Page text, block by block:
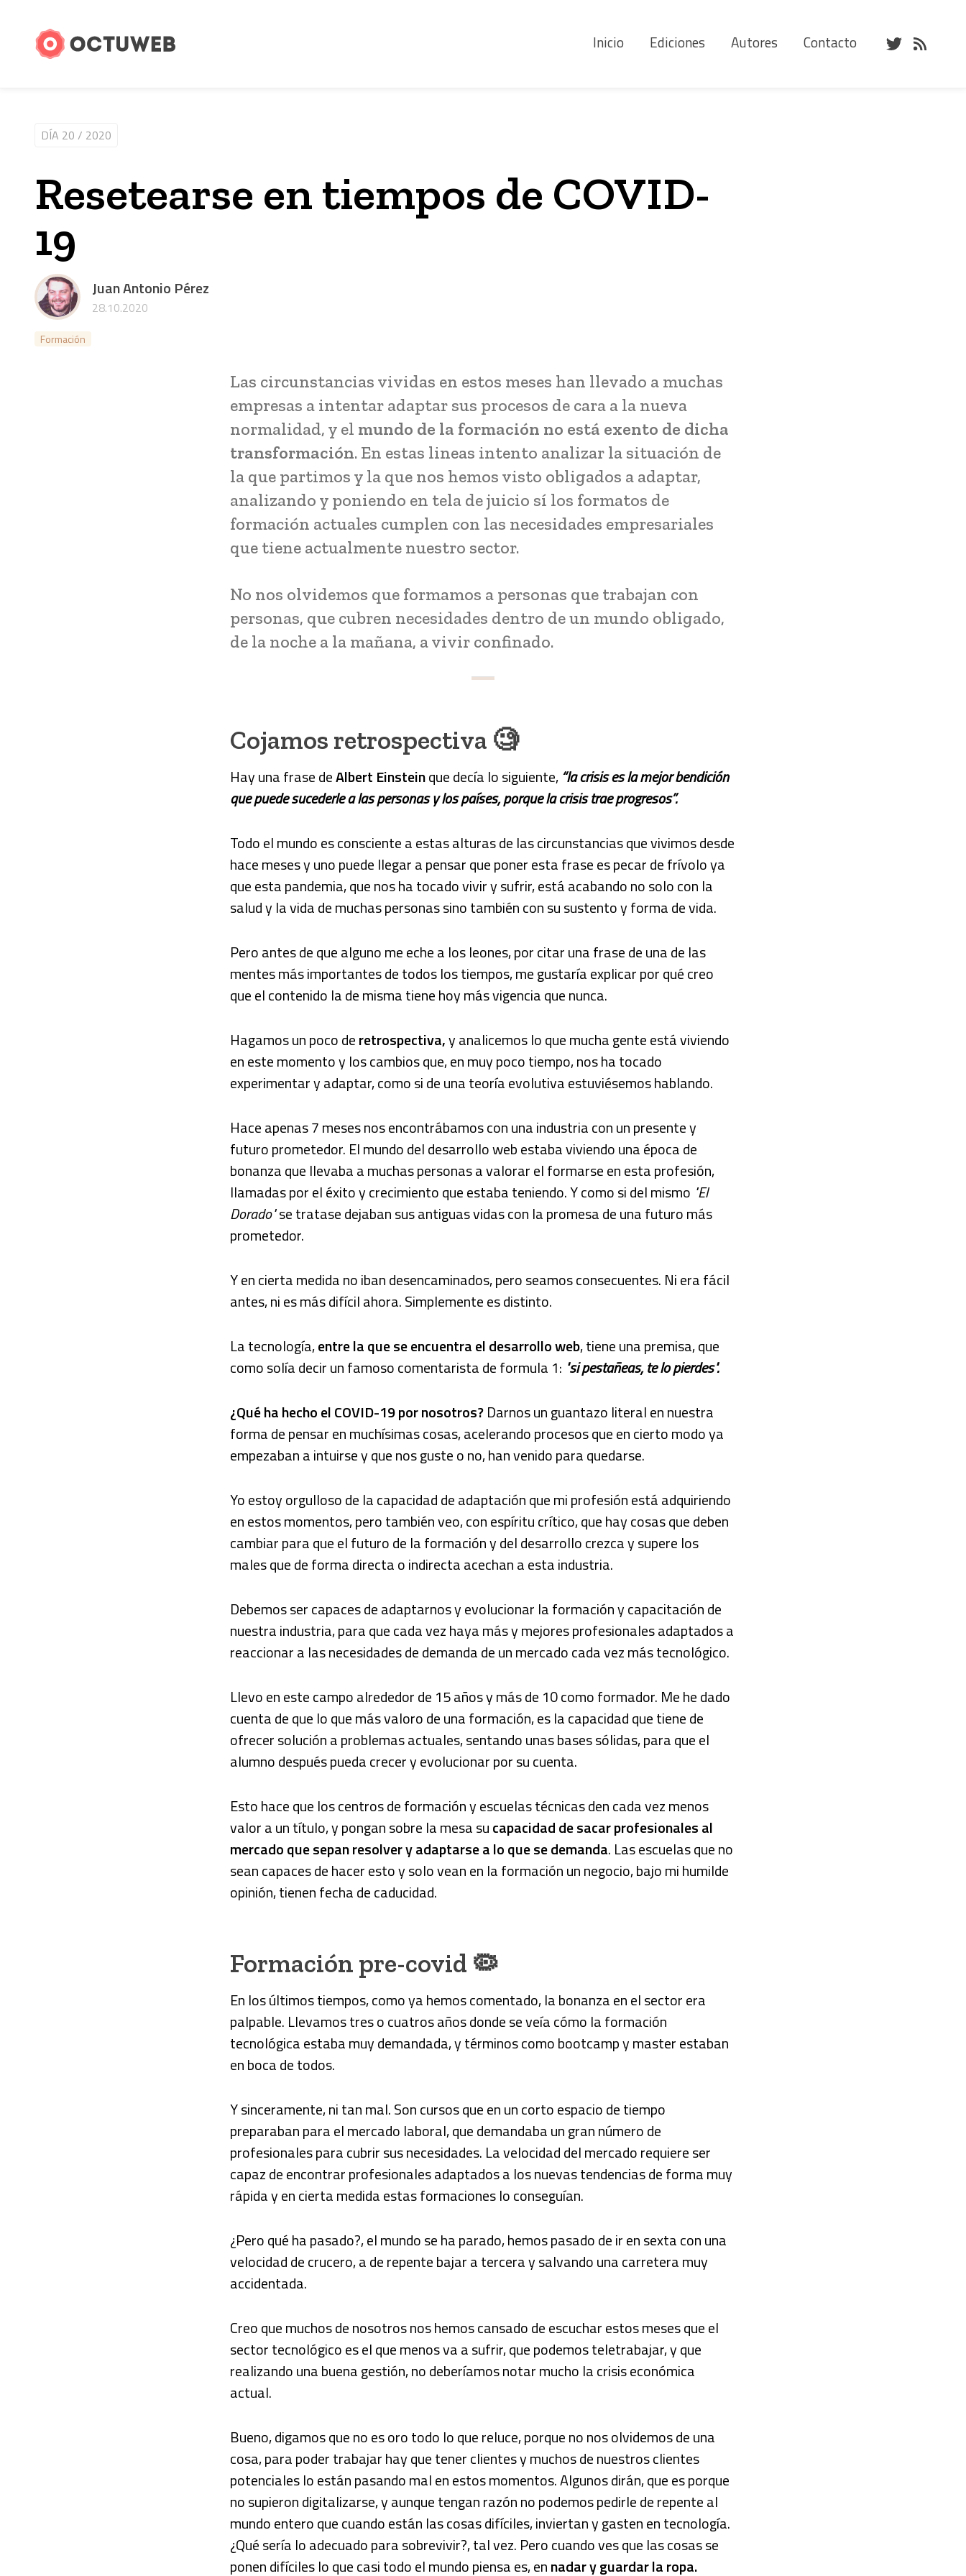
Inicio Ediciones Autores Contacto
DÍA 20 / 2020
Resetearse en tiempos de COVID-
19
Juan Antonio Pérez
28.10.2020
Formación
Las circunstancias vividas en estos meses han llevado a muchas
empresas a intentar adaptar sus procesos de cara a la nueva
normalidad, y el mundo de la formación no está exento de dicha
transformación. En estas lineas intento analizar la situación de
la que partimos y la que nos hemos visto obligados a adaptar,
analizando y poniendo en tela de juicio sí los formatos de
formación actuales cumplen con las necesidades empresariales
que tiene actualmente nuestro sector.
No nos olvidemos que formamos a personas que trabajan con
personas, que cubren necesidades dentro de un mundo obligado,
de la noche a la mañana, a vivir confinado.
Cojamos retrospectiva 🧐
Hay una frase deAlbert Einsteinque decía lo siguiente,“la crisis es la mejor bendición
que puede sucederle a las personas y los países, porque la crisis trae progresos”.
Todo el mundo es consciente a estas alturas de las circunstancias que vivimos desde
hace meses y uno puede llegar a pensar que poner esta frase es pecar de frívolo ya
que esta pandemia, que nos ha tocado vivir y sufrir, está acabando no solo con la
salud y la vida de muchas personas sino también con su sustento y forma de vida.
Pero antes de que alguno me eche a los leones, por citar una frase de una de las
mentes más importantes de todos los tiempos, me gustaría explicar por qué creo
que el contenido la de misma tiene hoy más vigencia que nunca.
Hagamos un poco deretrospectiva,y analicemos lo que mucha gente está viviendo
en este momento y los cambios que, en muy poco tiempo, nos ha tocado
experimentar y adaptar, como si de una teoría evolutiva estuviésemos hablando.
Hace apenas 7 meses nos encontrábamos con una industria con un presente y
futuro prometedor. El mundo del desarrollo web estaba viviendo una época de
bonanza que llevaba a muchas personas a valorar el formarse en esta profesión,
llamadas por el éxito y crecimiento que estaba teniendo. Y como si del mismo "El
Dorado"se tratase dejaban sus antiguas vidas con la promesa de una futuro más
prometedor.
Y en cierta medida no iban desencaminados, pero seamos consecuentes. Ni era fácil
antes, ni es más difícil ahora. Simplemente es distinto.
La tecnología,entre la que se encuentra el desarrollo web, tiene una premisa, que
como solía decir un famoso comentarista de formula 1: "si pestañeas, te lo pierdes".
¿Qué ha hecho el COVID-19 por nosotros?Darnos un guantazo literal en nuestra
forma de pensar en muchísimas cosas, acelerando procesos que en cierto modo ya
empezaban a intuirse y que nos guste o no, han venido para quedarse.
Yo estoy orgulloso de la capacidad de adaptación que mi profesión está adquiriendo
en estos momentos, pero también veo, con espíritu crítico, que hay cosas que deben
cambiar para que el futuro de la formación y del desarrollo crezca y supere los
males que de forma directa o indirecta acechan a esta industria.
Debemos ser capaces de adaptarnos y evolucionar la formación y capacitación de
nuestra industria, para que cada vez haya más y mejores profesionales adaptados a
reaccionar a las necesidades de demanda de un mercado cada vez más tecnológico.
Llevo en este campo alrededor de 15 años y más de 10 como formador. Me he dado
cuenta de que lo que más valoro de una formación, es la capacidad que tiene de
ofrecer solución a problemas actuales, sentando unas bases sólidas, para que el
alumno después pueda crecer y evolucionar por su cuenta.
Esto hace que los centros de formación y escuelas técnicas den cada vez menos
valor a un título, y pongan sobre la mesa sucapacidad de sacar profesionales al
mercado que sepan resolver y adaptarse a lo que se demanda. Las escuelas que no
sean capaces de hacer esto y solo vean en la formación un negocio, bajo mi humilde
opinión, tienen fecha de caducidad.
Formación pre-covid 🦠
En los últimos tiempos, como ya hemos comentado, la bonanza en el sector era
palpable. Llevamos tres o cuatros años donde se veía cómo la formación
tecnológica estaba muy demandada, y términos como bootcamp y master estaban
en boca de todos.
Y sinceramente, ni tan mal. Son cursos que en un corto espacio de tiempo
preparaban para el mercado laboral, que demandaba un gran número de
profesionales para cubrir sus necesidades. La velocidad del mercado requiere ser
capaz de encontrar profesionales adaptados a los nuevas tendencias de forma muy
rápida y en cierta medida estas formaciones lo conseguían.
¿Pero qué ha pasado?, el mundo se ha parado, hemos pasado de ir en sexta con una
velocidad de crucero, a de repente bajar a tercera y salvando una carretera muy
accidentada.
Creo que muchos de nosotros nos hemos cansado de escuchar estos meses que el
sector tecnológico es el que menos va a sufrir, que podemos teletrabajar, y que
realizando una buena gestión, no deberíamos notar mucho la crisis económica
actual.
Bueno, digamos que no es oro todo lo que reluce, porque no nos olvidemos de una
cosa, para poder trabajar hay que tener clientes y muchos de nuestros clientes
potenciales lo están pasando mal en estos momentos. Algunos dirán, que es porque
no supieron digitalizarse, y aunque tengan razón no podemos pedirle de repente al
mundo entero que cuando están las cosas difíciles, inviertan y gasten en tecnología.
¿Qué sería lo adecuado para sobrevivir?, tal vez. Pero cuando ves que las cosas se
ponen difíciles lo que casi todo el mundo piensa es, ennadar y guardar la ropa.